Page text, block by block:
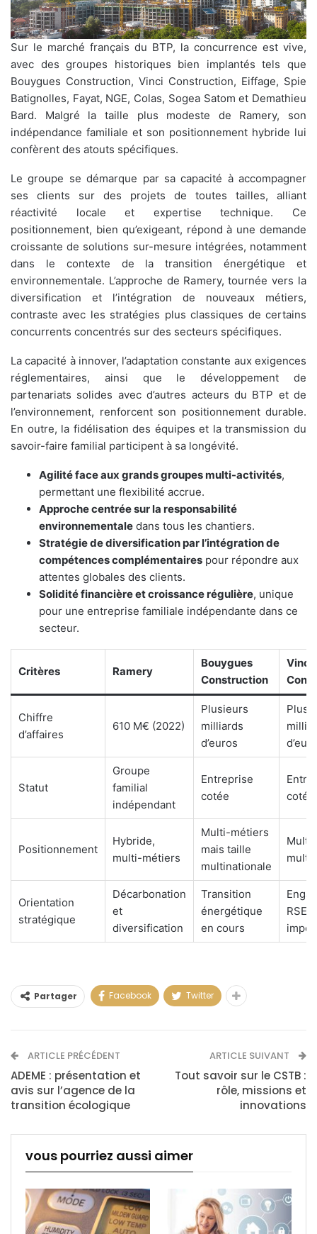
Sur le marché français du BTP, la concurrence est vive,
avec des groupes historiques bien implantés tels que
Bouygues Construction, Vinci Construction, Eiffage, Spie
Batignolles, Fayat, NGE, Colas, Sogea Satom et Demathieu
Bard. Malgré la taille plus modeste de Ramery, son
indépendance familiale et son positionnement hybride lui
confèrent des atouts spécifiques.
Le groupe se démarque par sa capacité à accompagner
ses clients sur des projets de toutes tailles, alliant
réactivité locale et expertise technique. Ce
positionnement, bien qu’exigeant, répond à une demande
croissante de solutions sur-mesure intégrées, notamment
dans le contexte de la transition énergétique et
environnementale. L’approche de Ramery, tournée vers la
diversification et l’intégration de nouveaux métiers,
contraste avec les stratégies plus classiques de certains
concurrents concentrés sur des secteurs spécifiques.
La capacité à innover, l’adaptation constante aux exigences
réglementaires, ainsi que le développement de
partenariats solides avec d’autres acteurs du BTP et de
l’environnement, renforcent son positionnement durable.
En outre, la fidélisation des équipes et la transmission du
savoir-faire familial participent à sa longévité.
Agilité face aux grands groupes multi-activités,
permettant une flexibilité accrue.
Approche centrée sur la responsabilité
environnementale dans tous les chantiers.
Stratégie de diversification par l’intégration de
compétences complémentaires pour répondre aux
attentes globales des clients.
Solidité financière et croissance régulière, unique
pour une entreprise familiale indépendante dans ce
secteur.
Critères Ramery
Bouygues
Construction
Vinci
Chiffre
d’affaires
610 M€ (2022)
Plusieurs
milliards
d’euros
Statut
Groupe
familial
indépendant
Entreprise
cotée
cotée
Positionnement
Hybride,
multi-métiers
Multi-métiers
mais taille
multinationale
Orientation
stratégique
Décarbonation
et
diversification
Transition
énergétique
en cours
RSE
Partager Facebook Twitter
ARTICLE PRÉCÉDENT
ADEME : présentation et
avis sur l’agence de la
transition écologique
ARTICLE SUIVANT
Tout savoir sur le CSTB :
rôle, missions et
innovations
vous pourriez aussi aimer